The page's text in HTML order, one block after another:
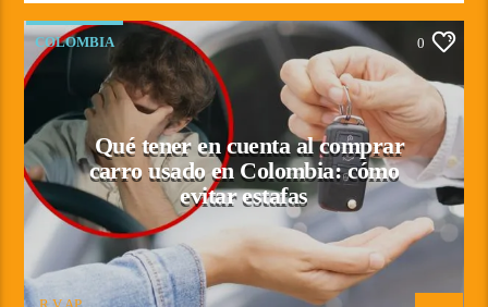
COLOMBIA 0
Qué tener en cuenta al comprar
carro usado en Colombia: cómo
evitar estafas